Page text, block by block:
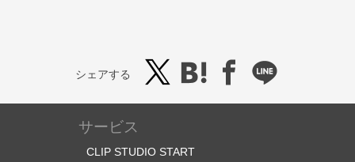
シェアする
サービス
CLIP STUDIO START